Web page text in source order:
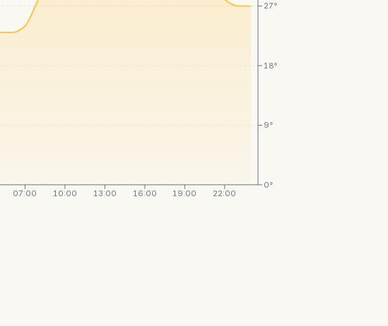
07:00 10:00 13:00 16:00 19:00 22:00
0°
9°
18°
27°